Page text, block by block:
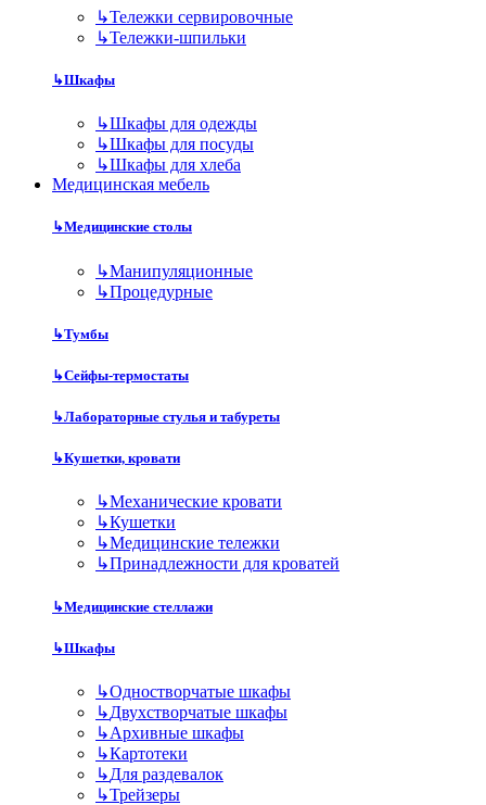
↳Тележки сервировочные
↳Тележки-шпильки
↳Шкафы
↳Шкафы для одежды
↳Шкафы для посуды
↳Шкафы для хлеба
Медицинская мебель
↳Медицинские столы
↳Манипуляционные
↳Процедурные
↳Тумбы
↳Сейфы-термостаты
↳Лабораторные стулья и табуреты
↳Кушетки, кровати
↳Механические кровати
↳Кушетки
↳Медицинские тележки
↳Принадлежности для кроватей
↳Медицинские стеллажи
↳Шкафы
↳Одностворчатые шкафы
↳Двухстворчатые шкафы
↳Архивные шкафы
↳Картотеки
↳Для раздевалок
↳Трейзеры